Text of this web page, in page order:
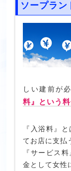
ソープラン
しい建前が
料』という
『入浴料』
てお店に支払
『サービス
金として女性